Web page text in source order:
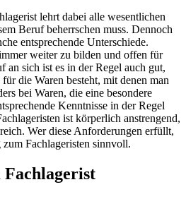
lehrt dabei alle wesentlichen
Beruf beherrschen muss. Dennoch
entsprechende Unterschiede.
weiter zu bilden und offen für
an sich ist es in der Regel auch gut,
die Waren besteht, mit denen man
bei Waren, die eine besondere
Kenntnisse in der Regel
ist körperlich anstrengend,
Wer diese Anforderungen erfüllt,
Fachlageristen sinnvoll.
Fachlagerist